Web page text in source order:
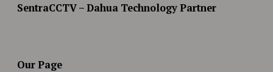
SentraCCTV – Dahua Technology Partner
Our Page